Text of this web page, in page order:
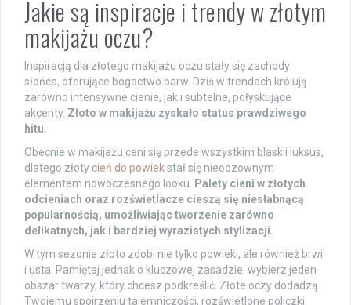
Jakie są inspiracje i trendy w złotym
makijażu oczu?
Inspiracją dla złotego makijażu oczu stały się zachody
słońca, oferujące bogactwo barw. Dziś w trendach królują
zarówno intensywne cienie, jak i subtelne, połyskujące
akcenty. Złoto w makijażu zyskało status prawdziwego
hitu.
Obecnie w makijażu ceni się przede wszystkim blask i luksus,
dlatego złoty cień do powiek stał się nieodzownym
elementem nowoczesnego looku.
Palety cieni w złotych
odcieniach oraz rozświetlacze cieszą się niesłabnącą
popularnością, umożliwiając tworzenie zarówno
delikatnych, jak i bardziej wyrazistych stylizacji.
W tym sezonie złoto zdobi nie tylko powieki, ale również brwi
i usta. Pamiętaj jednak o kluczowej zasadzie: wybierz jeden
obszar twarzy, który chcesz podkreślić. Złote oczy dodadzą
Twojemu spojrzeniu tajemniczości, rozświetlone policzki